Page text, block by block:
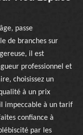
passe
de branches sur
il est
professionnel et
choisissez un
à un prix
impeccable à un tarif
confiance à
par les